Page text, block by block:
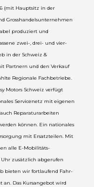
(mit Hauptsitz in der
Grosshandelsunternehmen
produziert und
zwei-, drei- und vier-
in der Schweiz &
Partnern und den Verkauf
Regionale Fachbetriebe.
Motors Schweiz verfügt
Servicenetz mit eigenen
Reparaturarbeiten
können. Ein nationales
mit Ersatzteilen. Mit
alle E-Mobilitäts-
zusätzlich abgerufen
bieten wir fortlaufend Fahr-
Das Kursangebot wird